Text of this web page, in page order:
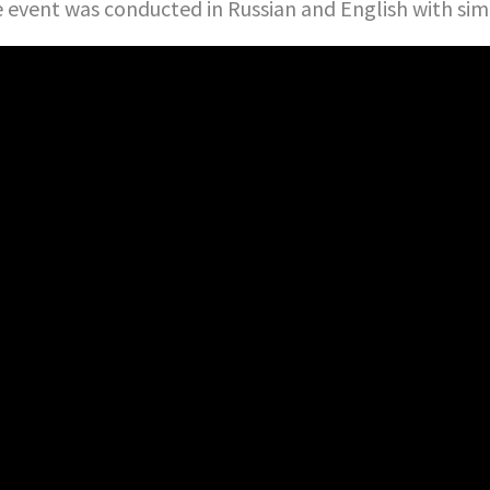
event was conducted in Russian and English with